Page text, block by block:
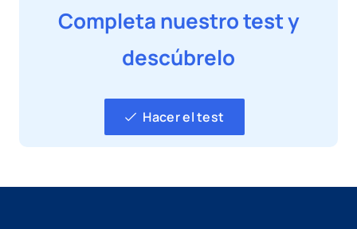
Completa nuestro test y
descúbrelo
Hacer el test